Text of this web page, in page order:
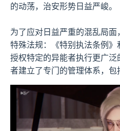
的动荡，治安形势日益严峻。
为了应对日益严重的混乱局
特殊法规：《特别执法条例
授权特定的异能者执行更广
者建立了专门的管理体系，包